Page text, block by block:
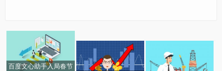
百度文心助手入局春节
1万元，同比增长13.6
7%-今日看点
毛球大师赛冠军